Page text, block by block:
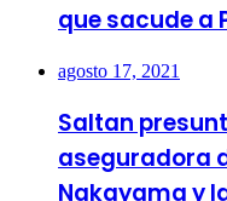
que sacude a
agosto 17, 2021
Saltan
aseguradora
Nakayama y